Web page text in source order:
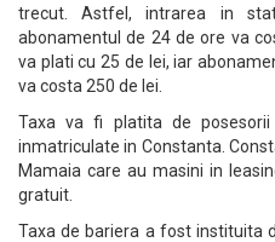
trecut. Astfel, intrarea in
abonamentul de 24 de ore va
va plati cu 25 de lei, iar
va costa 250 de lei.
Taxa va fi platita de
inmatriculate in Constanta.
Mamaia care au masini in
gratuit.
Taxa de bariera a fost instituita